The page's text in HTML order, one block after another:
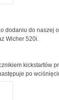
dodaniu do naszej
Wicher 520i.
kickstartów
po